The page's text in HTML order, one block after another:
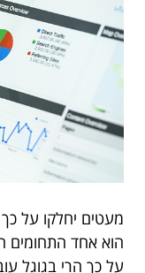
מעטים יחלקו על
הוא אחד התחומים
על כך הרי בגוגל